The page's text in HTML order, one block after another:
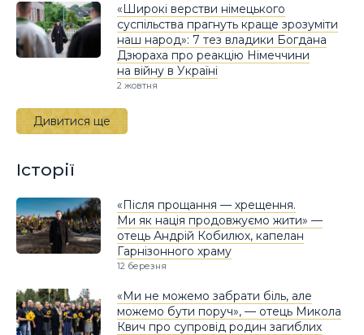
«Широкі верстви німецького
суспільства прагнуть краще зрозуміти
наш народ»: 7 тез владики Богдана
Дзюраха про реакцію Німеччини
на війну в Україні
2 жовтня
Дивитися ще
Історії
«Після прощання — хрещення.
Ми як нація продовжуємо жити» —
отець Андрій Кобилюх, капелан
Гарнізонного храму
12 березня
«Ми не можемо забрати біль, але
можемо бути поруч», — отець Микола
Квич про супровід родин загиблих